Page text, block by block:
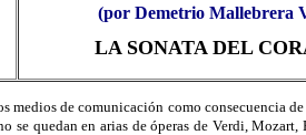
(por Demetrio Mallebrera
LA SONATA DEL
de comunicación como consecuencia
se quedan en arias de óperas de Verdi,